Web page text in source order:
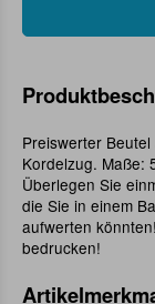
Preiswerter
Kordelzug. Maße:
Überlegen Sie
die Sie in einem
aufwerten
bedrucken!